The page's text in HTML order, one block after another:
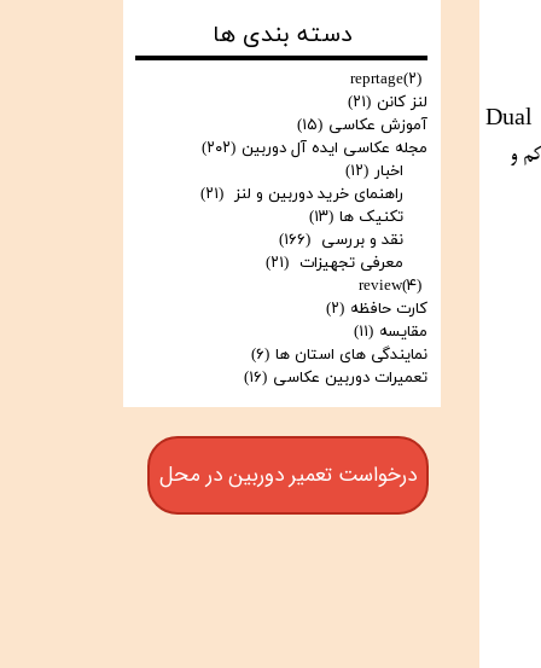
فوق‌العاده‌ای در ثبت جزئیات چهره و رنگ‌های دقیق دارد. از دیگر ویژگی‌های این دوربین می‌توان به سیستم فوکوس خودکار فوق‌العاده دقیق Dual
دسته بندی ها
reprtage(۲)
لنز کانن (۲۱)
آموزش عکاسی (۱۵)
مجله عکاسی ایده آل دوربین (۲۰۲)
اخبار (۱۲)
راهنمای خرید دوربین و لنز (۲۱)
تکنیک ها (۱۳)
نقد و بررسی (۱۶۶)
معرفی تجهیزات (۲۱)
review(۴)
کارت حافظه (۲)
مقایسه (۱۱)
نمایندگی های استان ها (۶)
تعمیرات دوربین عکاسی (۱۶)
درخواست تعمیر دوربین در محل